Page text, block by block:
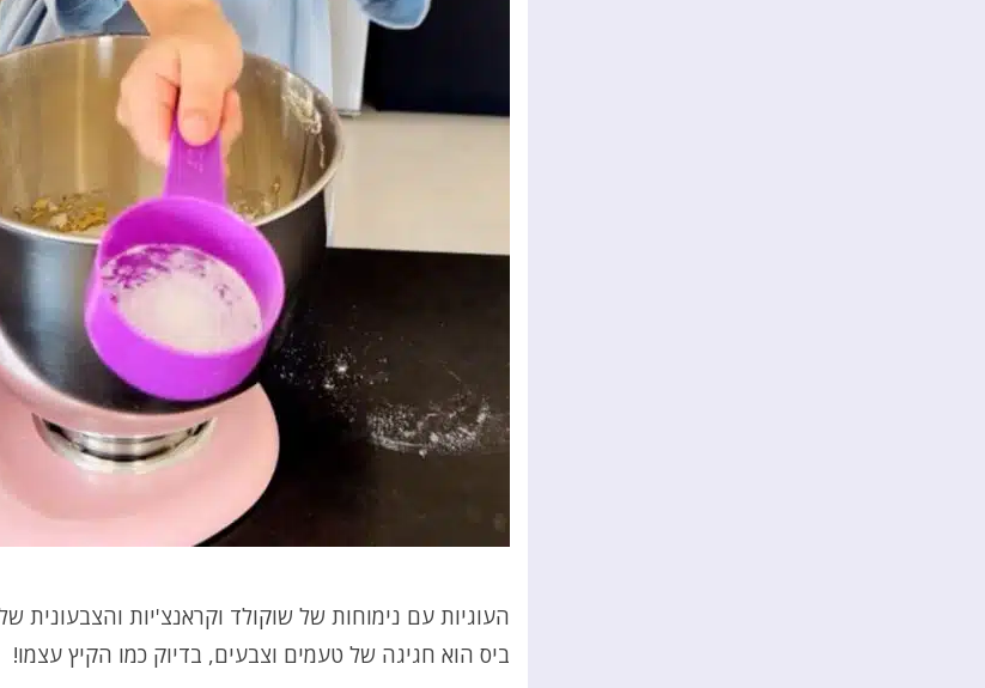
העוגיות עם נימוחות של שוקולד וקראנצ'יות והצבעונית
ביס הוא חגיגה של טעמים וצבעים, בדיוק כמו הקיץ עצמו!